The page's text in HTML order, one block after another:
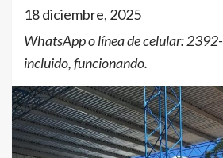
18 diciembre, 2025
WhatsApp o línea de celular:
incluido, funcionando.